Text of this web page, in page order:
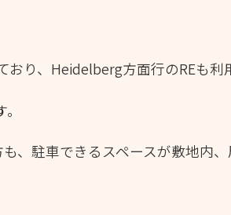
り、Heidelberg方面行のREも利
、駐車できるスペースが敷地内